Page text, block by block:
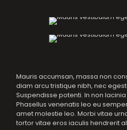
Mauris accumsan, massa non
diam arcu tristique nibh, nec
Suspendisse potenti. In non
Phasellus venenatis leo eu
amet molestie leo. Morbi vitae
tortor vitae eros iaculis hendrerit